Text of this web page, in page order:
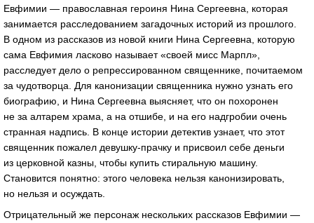
Евфимии — православная героиня Нина Сергеевна, которая
занимается расследованием загадочных историй из прошлого.
В одном из рассказов из новой книги Нина Сергеевна, которую
сама Евфимия ласково называет «своей мисс Марпл»,
расследует дело о репрессированном священнике, почитаемом
за чудотворца. Для канонизации священника нужно узнать его
биографию, и Нина Сергеевна выясняет, что он похоронен
не за алтарем храма, а на отшибе, и на его надгробии очень
странная надпись. В конце истории детектив узнает, что этот
священник пожалел девушку-прачку и присвоил себе деньги
из церковной казны, чтобы купить стиральную машину.
Становится понятно: этого человека нельзя канонизировать,
но нельзя и осуждать.
Отрицательный же персонаж нескольких рассказов Евфимии —